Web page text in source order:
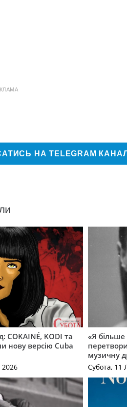
НА TELEGRAM КАНАЛ
COKAINÉ, KODI та
нову версію Cuba
2026
«Я
музичну
Субота, 11